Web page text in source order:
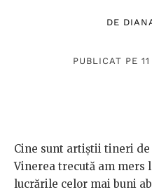
DE
PUBLICAT PE
Cine sunt artiștii tineri de
Vinerea trecută am mers
lucrările celor mai buni